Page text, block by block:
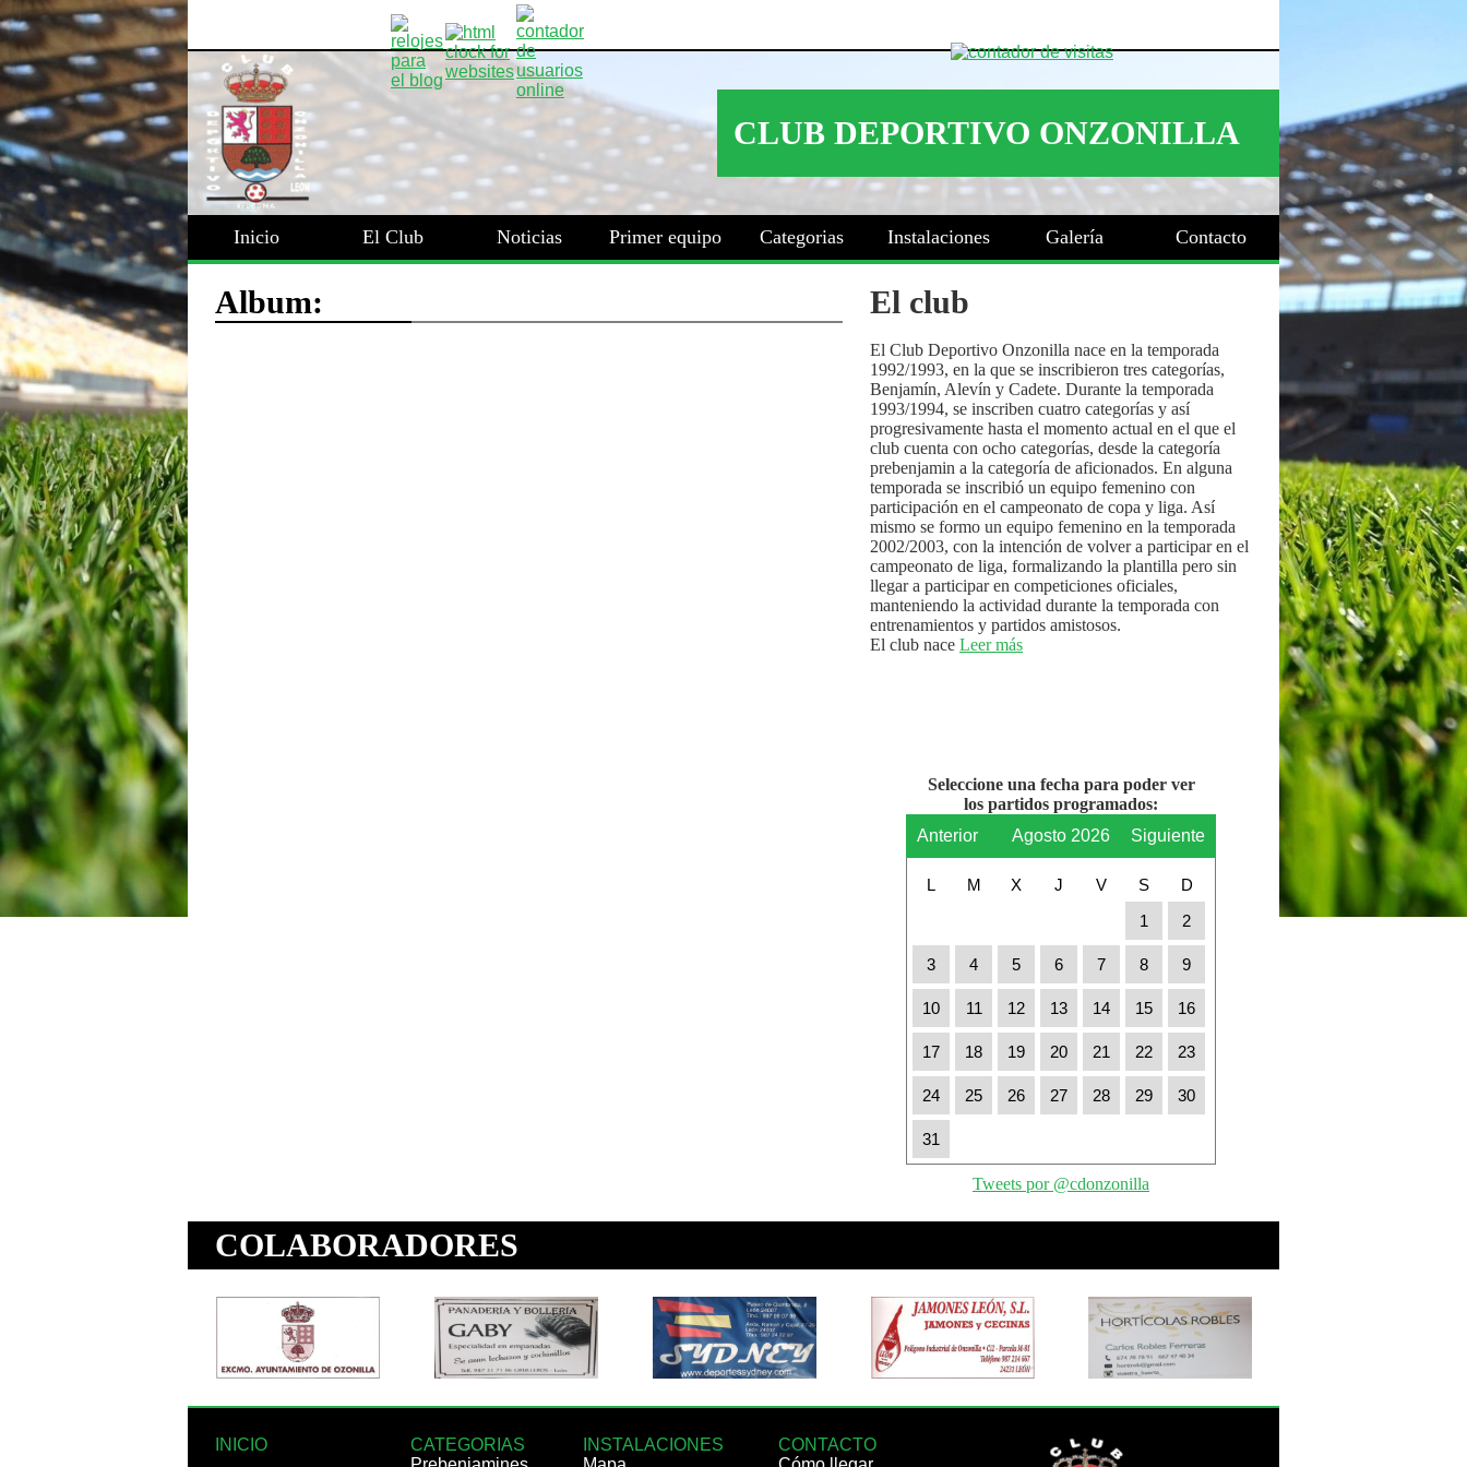
Inicio El Club Noticias Primer equipo Categorias Instalaciones Galería Contacto
El club
El Club Deportivo Onzonilla nace en la temporada
1992/1993, en la que se inscribieron tres categorías,
Benjamín, Alevín y Cadete. Durante la temporada
1993/1994, se inscriben cuatro categorías y así
progresivamente hasta el momento actual en el que el
club cuenta con ocho categorías, desde la categoría
prebenjamin a la categoría de aficionados. En alguna
temporada se inscribió un equipo femenino con
participación en el campeonato de copa y liga. Así
mismo se formo un equipo femenino en la temporada
2002/2003, con la intención de volver a participar en el
campeonato de liga, formalizando la plantilla pero sin
llegar a participar en competiciones oficiales,
manteniendo la actividad durante la temporada con
entrenamientos y partidos amistosos.
El club nace Leer más
Seleccione una fecha para poder ver
los partidos programados:
Anterior
Agosto 2026 Siguiente
L M X J V S
D
1
2
3 4 5 6 7 8 9
10 11 12 13 14 15 16
17 18 19 20 21 22 23
24 25 26 27 28 29 30
31
Tweets por @cdonzonilla
INICIO
CATEGORIAS
INSTALACIONES
CONTACTO